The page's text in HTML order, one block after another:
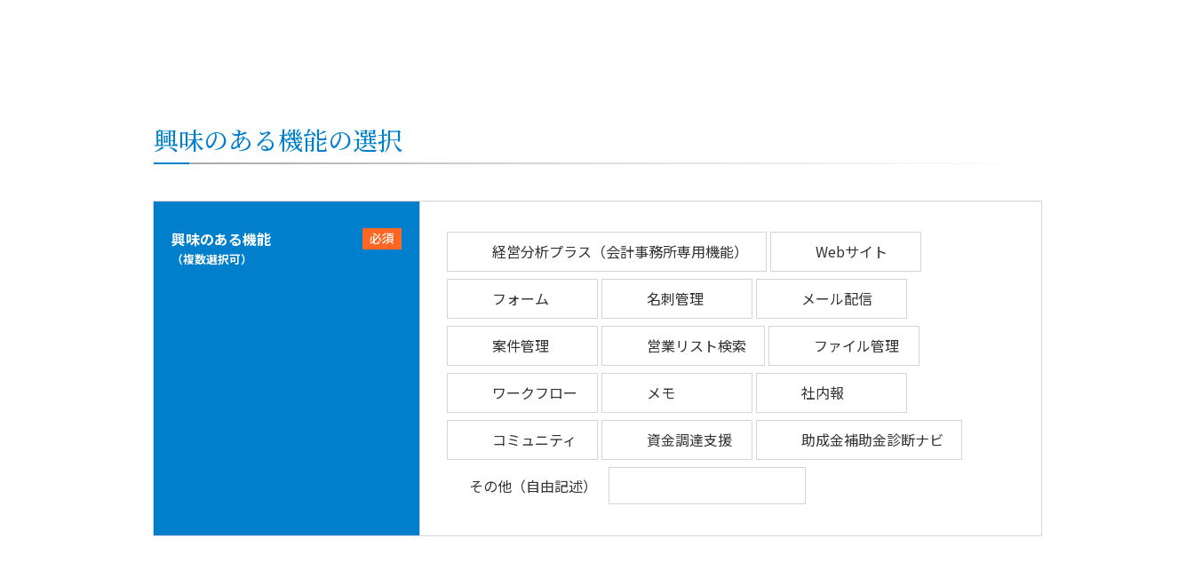
興味のある機能の選択
必須
興味のある機能
（複数選択可） 経営分析プラス（会計事務所専用機能） Webサイト
フォーム 名刺管理 メール配信
案件管理 営業リスト検索 ファイル管理
ワークフロー メモ 社内報
コミュニティ 資金調達支援 助成金補助金診断ナビ
その他（自由記述）